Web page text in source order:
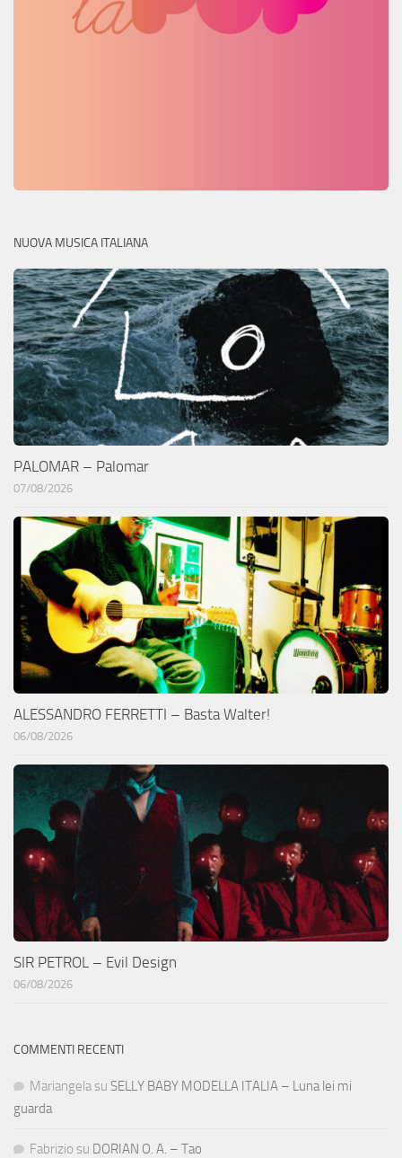
NUOVA MUSICA ITALIANA
PALOMAR – Palomar
07/08/2026
ALESSANDRO FERRETTI – Basta Walter!
06/08/2026
SIR PETROL – Evil Design
06/08/2026
COMMENTI RECENTI
Mariangela su SELLY BABY MODELLA ITALIA – Luna lei mi
guarda
Fabrizio su DORIAN O. A. – Tao